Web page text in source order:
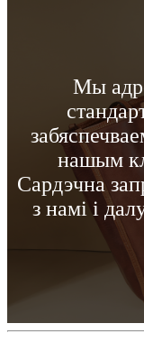
Мы
нашым
Сардэчна
з намі і